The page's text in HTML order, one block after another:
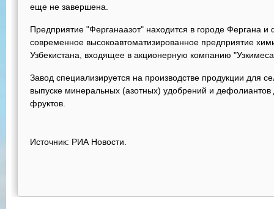
еще не завершена.
Предприятие "Ферганаазот" находится в городе Фергана
современное высокоавтоматизированное предприятие
Узбекистана, входящее в акционерную компанию
Завод специализируется на производстве продукции для
выпуске минеральных (азотных) удобрений и
фруктов.
Источник: РИА Новости.